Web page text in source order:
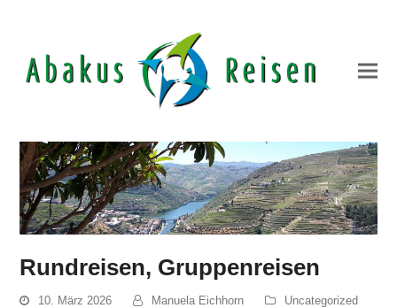
Rundreisen, Gruppenreisen
10. März 2026 Manuela Eichhorn Uncategorized